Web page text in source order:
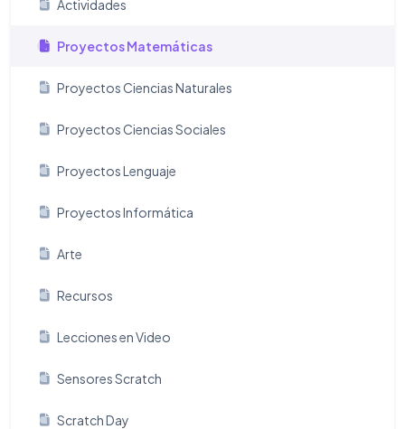
Actividades
Proyectos Matemáticas
Proyectos Ciencias Naturales
Proyectos Ciencias Sociales
Proyectos Lenguaje
Proyectos Informática
Arte
Recursos
Lecciones en Video
Sensores Scratch
Scratch Day